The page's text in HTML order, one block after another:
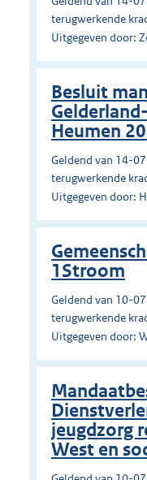
terugwerkende
Uitgegeven door:
Besluit
Heumen
Geldend van 14-
terugwerkende
Uitgegeven door:
1Stroom
Geldend van 10-
terugwerkende
Uitgegeven door:
jeugdzorg
West en